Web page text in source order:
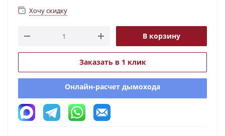
Хочу скидку
В корзину
Заказать в 1 клик
Онлайн-расчет дымохода